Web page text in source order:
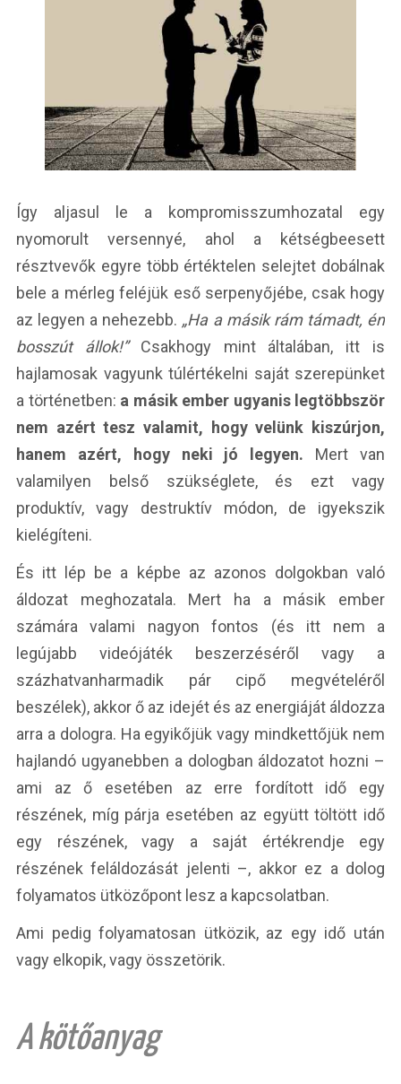
Így aljasul le a kompromisszumhozatal egy
nyomorult versennyé, ahol a kétségbeesett
résztvevők egyre több értéktelen selejtet dobálnak
bele a mérleg feléjük eső serpenyőjébe, csak hogy
az legyen a nehezebb. „Ha a másik rám támadt, én
bosszút állok!”Csakhogy mint általában, itt is
hajlamosak vagyunk túlértékelni saját szerepünket
a történetben: a másik ember ugyanis legtöbbször
nem azért tesz valamit, hogy velünk kiszúrjon,
hanem azért, hogy neki jó legyen. Mert van
valamilyen belső szükséglete, és ezt vagy
produktív, vagy destruktív módon, de igyekszik
kielégíteni.
És itt lép be a képbe az azonos dolgokban való
áldozat meghozatala. Mert ha a másik ember
számára valami nagyon fontos (és itt nem a
legújabb videójáték beszerzéséről vagy a
százhatvanharmadik pár cipő megvételéről
beszélek), akkor ő az idejét és az energiáját áldozza
arra a dologra. Ha egyikőjük vagy mindkettőjük nem
hajlandó ugyanebben a dologban áldozatot hozni –
ami az ő esetében az erre fordított idő egy
részének, míg párja esetében az együtt töltött idő
egy részének, vagy a saját értékrendje egy
részének feláldozását jelenti –, akkor ez a dolog
folyamatos ütközőpont lesz a kapcsolatban.
Ami pedig folyamatosan ütközik, az egy idő után
vagy elkopik, vagy összetörik.
A kötőanyag